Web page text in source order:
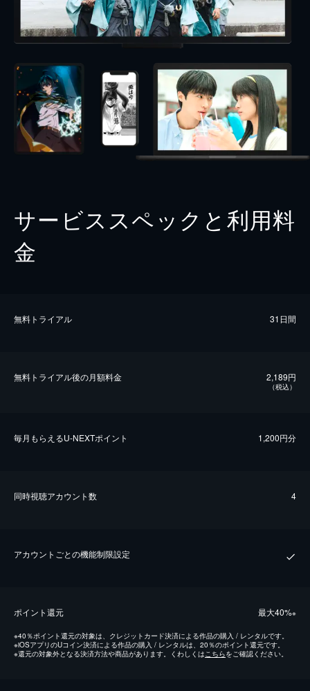
サービススペックと利用料
金
無料トライアル 31日間
無料トライアル後の⽉額料金 2,189円
（税込）
毎⽉もらえるU-NEXTポイント 1,200円分
同時視聴アカウント数 4
アカウントごとの機能制限設定
ポイント還元 最⼤40%※
※40％ポイント還元の対象は、クレジットカード決済による作品の購入 / レンタルです。
※iOSアプリのUコイン決済による作品の購入 / レンタルは、20％のポイント還元です。
※還元の対象外となる決済方法や商品があります。くわしくはこちらをご確認ください。